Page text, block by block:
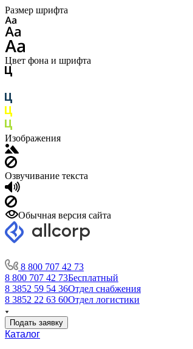
Размер шрифта
Цвет фона и шрифта
Изображения
Озвучивание текста
Обычная версия сайта
8 800 707 42 73
8 800 707 42 73Бесплатный
8 3852 59 54 36Отдел снабжения
8 3852 22 63 60Отдел логистики
Подать заявку
Каталог